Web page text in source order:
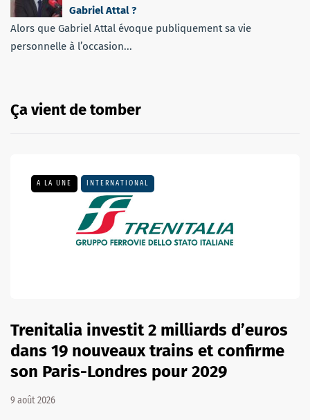
Gabriel Attal ?
Alors que Gabriel Attal évoque publiquement sa vie
personnelle à l’occasion...
Ça vient de tomber
A LA UNE INTERNATIONAL
Trenitalia investit 2 milliards d’euros
dans 19 nouveaux trains et confirme
son Paris-Londres pour 2029
9 août 2026